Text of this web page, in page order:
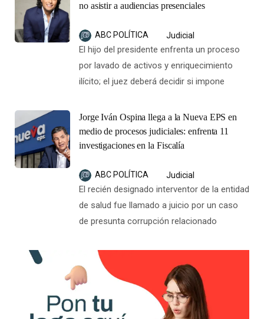
no asistir a audiencias presenciales
ABC POLÍTICA Judicial
El hijo del presidente enfrenta un proceso
por lavado de activos y enriquecimiento
ilícito; el juez deberá decidir si impone
Jorge Iván Ospina llega a la Nueva EPS en
medio de procesos judiciales: enfrenta 11
investigaciones en la Fiscalía
ABC POLÍTICA Judicial
El recién designado interventor de la entidad
de salud fue llamado a juicio por un caso
de presunta corrupción relacionado